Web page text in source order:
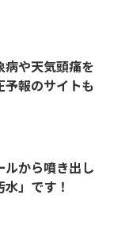
や天気頭痛を
報のサイトも
ルから噴き出し
」です！